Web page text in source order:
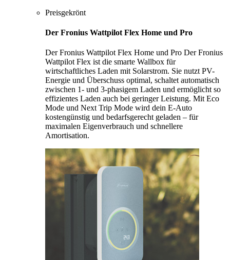
Preisgekrönt
Der Fronius Wattpilot Flex Home und Pro
Der Fronius Wattpilot Flex Home und Pro Der Fronius
Wattpilot Flex ist die smarte Wallbox für
wirtschaftliches Laden mit Solarstrom. Sie nutzt PV-
Energie und Überschuss optimal, schaltet automatisch
zwischen 1- und 3-phasigem Laden und ermöglicht so
effizientes Laden auch bei geringer Leistung. Mit Eco
Mode und Next Trip Mode wird dein E-Auto
kostengünstig und bedarfsgerecht geladen – für
maximalen Eigenverbrauch und schnellere
Amortisation.